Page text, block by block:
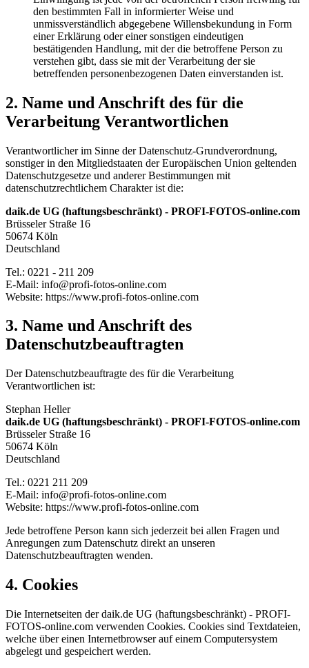
den bestimmten Fall in informierter Weise und
unmissverständlich abgegebene Willensbekundung in Form
einer Erklärung oder einer sonstigen eindeutigen
bestätigenden Handlung, mit der die betroffene Person zu
verstehen gibt, dass sie mit der Verarbeitung der sie
betreffenden personenbezogenen Daten einverstanden ist.
Name und Anschrift des für die
Verarbeitung Verantwortlichen
Verantwortlicher im Sinne der Datenschutz-Grundverordnung,
sonstiger in den Mitgliedstaaten der Europäischen Union geltenden
Datenschutzgesetze und anderer Bestimmungen mit
datenschutzrechtlichem Charakter ist die:
daik.de UG (haftungsbeschränkt) - PROFI-FOTOS-online.com
Brüsseler Straße 16
50674 Köln
Deutschland
Tel.: 0221 - 211 209
E-Mail: info@profi-fotos-online.com
Website: https://www.profi-fotos-online.com
Name und Anschrift des
Datenschutzbeauftragten
Der Datenschutzbeauftragte des für die Verarbeitung
Verantwortlichen ist:
Stephan Heller
daik.de UG (haftungsbeschränkt) - PROFI-FOTOS-online.com
Brüsseler Straße 16
50674 Köln
Deutschland
Tel.: 0221 211 209
E-Mail: info@profi-fotos-online.com
Website: https://www.profi-fotos-online.com
Jede betroffene Person kann sich jederzeit bei allen Fragen und
Anregungen zum Datenschutz direkt an unseren
Datenschutzbeauftragten wenden.
Cookies
Die Internetseiten der daik.de UG (haftungsbeschränkt) - PROFI-
FOTOS-online.com verwenden Cookies. Cookies sind Textdateien,
welche über einen Internetbrowser auf einem Computersystem
abgelegt und gespeichert werden.